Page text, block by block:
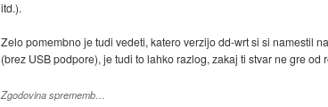
itd.).
Zelo pomembno je tudi vedeti, katero verzijo dd-wrt si si namestil
(brez USB podpore), je tudi to lahko razlog, zakaj ti stvar ne gre od
Zgodovina sprememb…